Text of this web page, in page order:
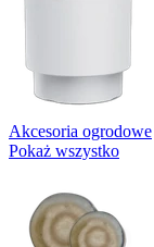
Akcesoria ogrodowe
Pokaż wszystko